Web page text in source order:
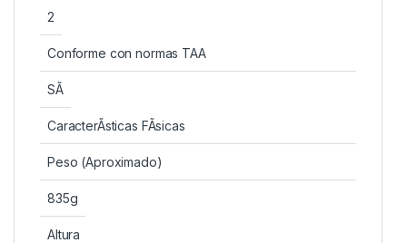
2
Conforme con normas TAA
SÃ­
CaracterÃ­sticas FÃ­sicas
Peso (Aproximado)
835g
Altura